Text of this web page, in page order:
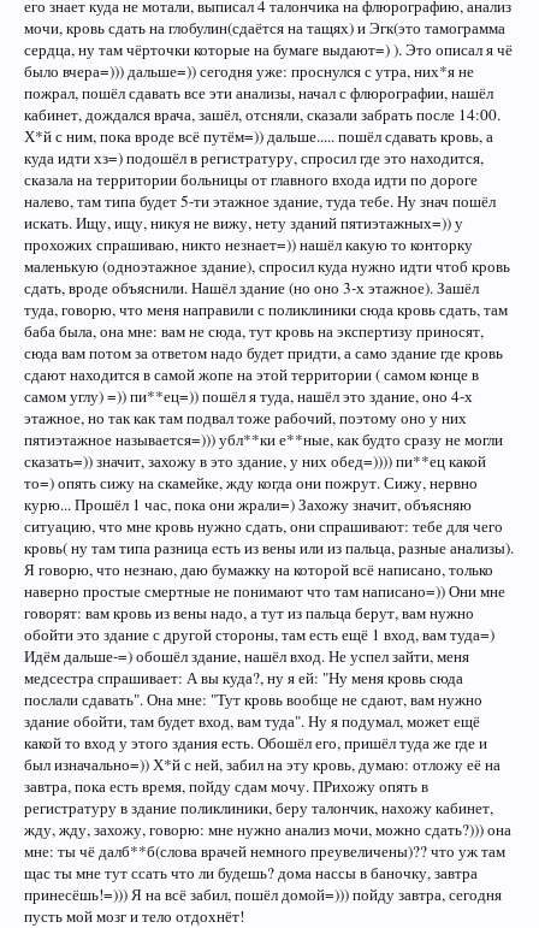
его знает куда не мотали, выписал 4 талончика на флюрографию, анализ
мочи, кровь сдать на глобулин(сдаётся на тащях) и Эгк(это тамограмма
сердца, ну там чёрточки которые на бумаге выдают=) ). Это описал я чё
было вчера=))) дальше=)) сегодня уже: проснулся с утра, них*я не
пожрал, пошёл сдавать все эти анализы, начал с флюрографии, нашёл
кабинет, дождался врача, зашёл, отсняли, сказали забрать после 14:00.
Х*й с ним, пока вроде всё путём=)) дальше..... пошёл сдавать кровь, а
куда идти хз=) подошёл в регистратуру, спросил где это находится,
сказала на территории больницы от главного входа идти по дороге
налево, там типа будет 5-ти этажное здание, туда тебе. Ну знач пошёл
искать. Ищу, ищу, никуя не вижу, нету зданий пятиэтажных=)) у
прохожих спрашиваю, никто незнает=)) нашёл какую то конторку
маленькую (одноэтажное здание), спросил куда нужно идти чтоб кровь
сдать, вроде объяснили. Нашёл здание (но оно 3-х этажное). Зашёл
туда, говорю, что меня направили с поликлиники сюда кровь сдать, там
баба была, она мне: вам не сюда, тут кровь на экспертизу приносят,
сюда вам потом за ответом надо будет придти, а само здание где кровь
сдают находится в самой жопе на этой территории ( самом конце в
самом углу) =)) пи**ец=)) пошёл я туда, нашёл это здание, оно 4-х
этажное, но так как там подвал тоже рабочий, поэтому оно у них
пятиэтажное называется=))) убл**ки е**ные, как будто сразу не могли
сказать=)) значит, захожу в это здание, у них обед=)))) пи**ец какой
то=) опять сижу на скамейке, жду когда они пожрут. Сижу, нервно
курю... Прошёл 1 час, пока они жрали=) Захожу значит, объясняю
ситуацию, что мне кровь нужно сдать, они спрашивают: тебе для чего
кровь( ну там типа разница есть из вены или из пальца, разные анализы).
Я говорю, что незнаю, даю бумажку на которой всё написано, только
наверно простые смертные не понимают что там написано=)) Они мне
говорят: вам кровь из вены надо, а тут из пальца берут, вам нужно
обойти это здание с другой стороны, там есть ещё 1 вход, вам туда=)
Идём дальше-=) обошёл здание, нашёл вход. Не успел зайти, меня
медсестра спрашивает: А вы куда?, ну я ей: "Ну меня кровь сюда
послали сдавать". Она мне: "Тут кровь вообще не сдают, вам нужно
здание обойти, там будет вход, вам туда". Ну я подумал, может ещё
какой то вход у этого здания есть. Обошёл его, пришёл туда же где и
был изначально=)) Х*й с ней, забил на эту кровь, думаю: отложу её на
завтра, пока есть время, пойду сдам мочу. ПРихожу опять в
регистратуру в здание поликлиники, беру талончик, нахожу кабинет,
жду, жду, захожу, говорю: мне нужно анализ мочи, можно сдать?))) она
мне: ты чё далб**б(слова врачей немного преувеличены)?? что уж там
щас ты мне тут ссать что ли будешь? дома нассы в баночку, завтра
принесёшь!=))) Я на всё забил, пошёл домой=))) пойду завтра, сегодня
пусть мой мозг и тело отдохнёт!